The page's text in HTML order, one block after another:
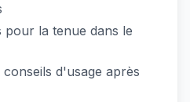
la tenue dans le
d'usage après